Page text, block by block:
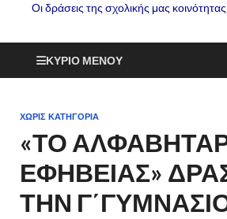
Οι δράσεις της σχολικής μας κοινότητας
ΚΎΡΙΟ ΜΕΝΟΎ
ΧΩΡΊΣ ΚΑΤΗΓΟΡΊΑ
«ΤΟ
ΕΦΗΒΕΙΑΣ»
ΤΗΝ